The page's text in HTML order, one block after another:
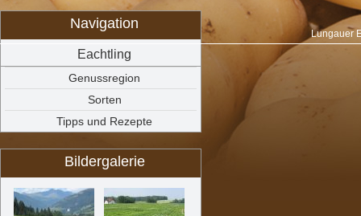
Lungauer
Navigation
Eachtling
Genussregion
Sorten
Tipps und Rezepte
Bildergalerie